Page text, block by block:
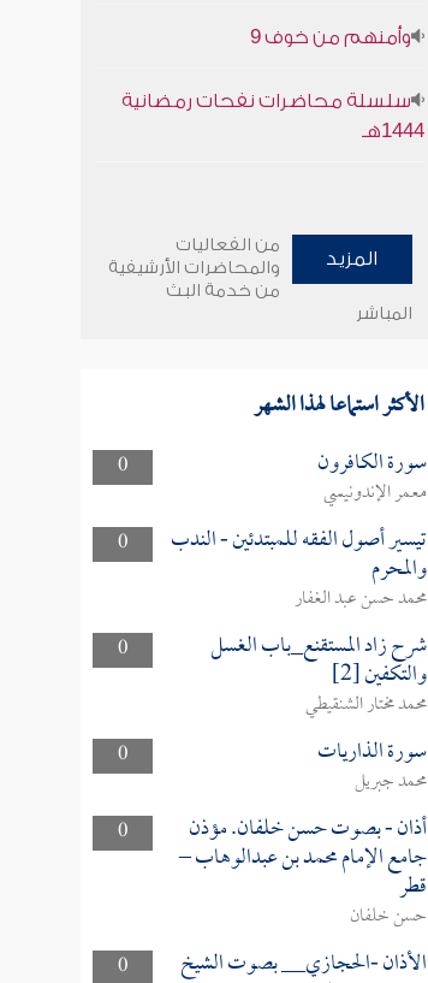
وأمنهم من خوف 9
سلسلة محاضرات نفحات رمضانية
1444هـ
المزيد
من الفعاليات
والمحاضرات الأرشيفية
من خدمة البث
المباشر
الأكثر استماعا لهذا الشهر
0 سورة الكافرون
معمر الإندونيسي
0
تيسير أصول الفقه للمبتدئين - الندب
والمحرم
محمد حسن عبد الغفار
0
شرح زاد المستقنع_باب الغسل
والتكفين [2]
محمد مختار الشنقيطي
0
سورة الذاريات
محمد جبريل
0
أذان - بصوت حسن خلفان. مؤذن
جامع الإمام محمد بن عبدالوهاب –
قطر
حسن خلفان
0
الأذان -الحجازي__ بصوت الشيخ